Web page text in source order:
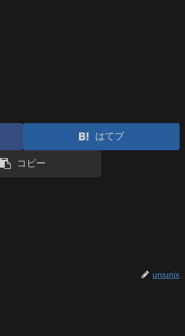
はてブ
コピー
uniunix